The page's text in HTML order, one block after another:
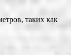
таких как